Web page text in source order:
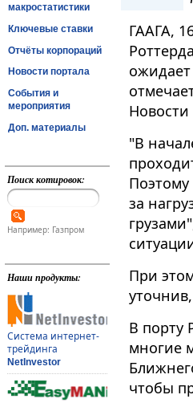
макростатистики
Ключевые ставки
Отчёты корпораций
Новости портала
События и
мероприятия
Доп. материалы
Поиск котировок:
Например: Газпром
Наши продукты:
Система интернет-
трейдинга
NetInvestor
ГААГА,
Новости
"В
за
При
В порту
многие
чтобы